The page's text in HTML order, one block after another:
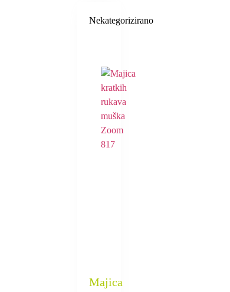
Nekategorizirano
Majica